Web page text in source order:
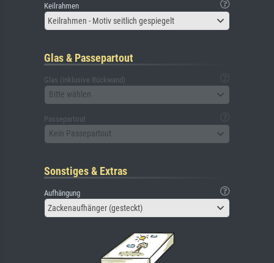
Keilrahmen
Keilrahmen - Motiv seitlich gespiegelt
Glas & Passepartout
Glas (inklusive Rückwand)
Bitte wählen
Passepartout
Kein Passepartout
Sonstiges & Extras
Aufhängung
Zackenaufhänger (gesteckt)